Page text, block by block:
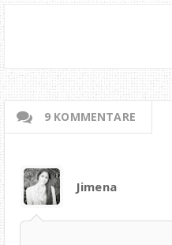
9 KOMMENTARE
Jimena